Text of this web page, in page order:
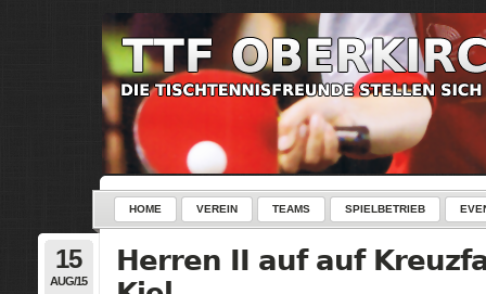
HOME VEREIN TEAMS SPIELBETRIEB
15
AUG/15
Herren II auf auf